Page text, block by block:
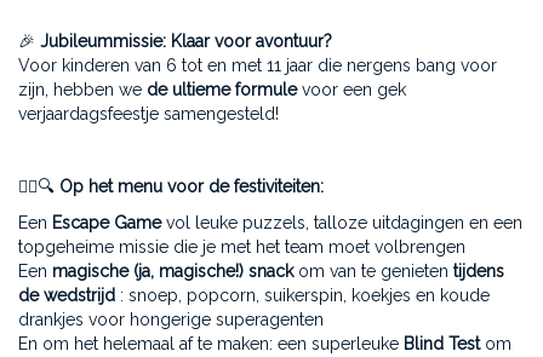
🎉 Jubileummissie: Klaar voor avontuur?
Voor kinderen van 6 tot en met 11 jaar die nergens bang voor
zijn, hebben we de ultieme formulevoor een gek
verjaardagsfeestje samengesteld!
🕵️‍♀️🔍 Op het menu voor de festiviteiten:
Een Escape Gamevol leuke puzzels, talloze uitdagingen en een
topgeheime missie die je met het team moet volbrengen
Een magische (ja, magische!) snackom van te genieten tijdens
de wedstrijd : snoep, popcorn, suikerspin, koekjes en koude
drankjes voor hongerige superagenten
En om het helemaal af te maken: een superleuke Blind Testom